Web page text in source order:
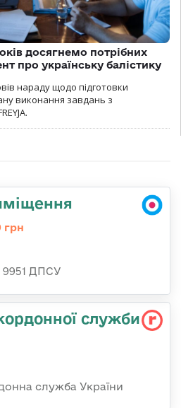
досягнемо потрібних
про українську балістику
нараду щодо підготовки
виконання завдань з
грн
9951 ДПСУ
служби
служба України